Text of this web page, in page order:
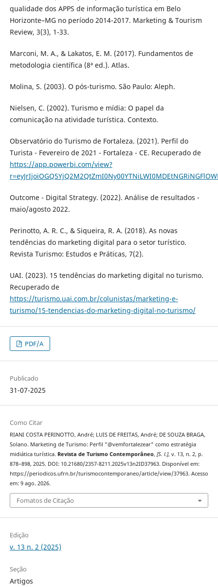
qualidade dos APPS de informação turística em Belo
Horizonte–MG no período 2014-2017. Marketing & Tourism
Review, 3(3), 1-33.
Marconi, M. A., & Lakatos, E. M. (2017). Fundamentos de
metodologia científica (8ª ed.). Atlas.
Molina, S. (2003). O pós-turismo. São Paulo: Aleph.
Nielsen, C. (2002). Turismo e mídia: O papel da
comunicação na atividade turística. Contexto.
Observatório do Turismo de Fortaleza. (2021). Perfil do
Turista - Fevereiro de 2021 - Fortaleza - CE. Recuperado de
https://app.powerbi.com/view?
Outcome - Digital Strategy. (2022). Análise de resultados -
maio/agosto 2022.
Perinotto, A. R. C., & Siqueira, R. A. (2018). As novas
tendências do marketing digital para o setor turístico.
Revista Turismo: Estudos e Práticas, 7(2).
UAI. (2023). 15 tendências do marketing digital no turismo.
Recuperado de
https://turismo.uai.com.br/colunistas/marketing-e-
turismo/15-tendencias-do-marketing-digital-no-turismo/
PDF/A
Publicado
31-07-2025
Como Citar
RIANI COSTA PERINOTTO, André; LUIS DE FREITAS, André; DE SOUZA BRAGA,
Solano. Marketing de Turismo: Perfil "@vemfortalezear" como estratégia
midiática turística. Revista de Turismo Contemporâneo, [S. l.], v. 13, n. 2, p.
878–898, 2025. DOI: 10.21680/2357-8211.2025v13n2ID37963. Disponível em:
https://periodicos.ufrn.br/turismocontemporaneo/article/view/37963. Acesso
em: 9 ago. 2026.
Fomatos de Citação
Edição
v. 13 n. 2 (2025)
Seção
Artigos